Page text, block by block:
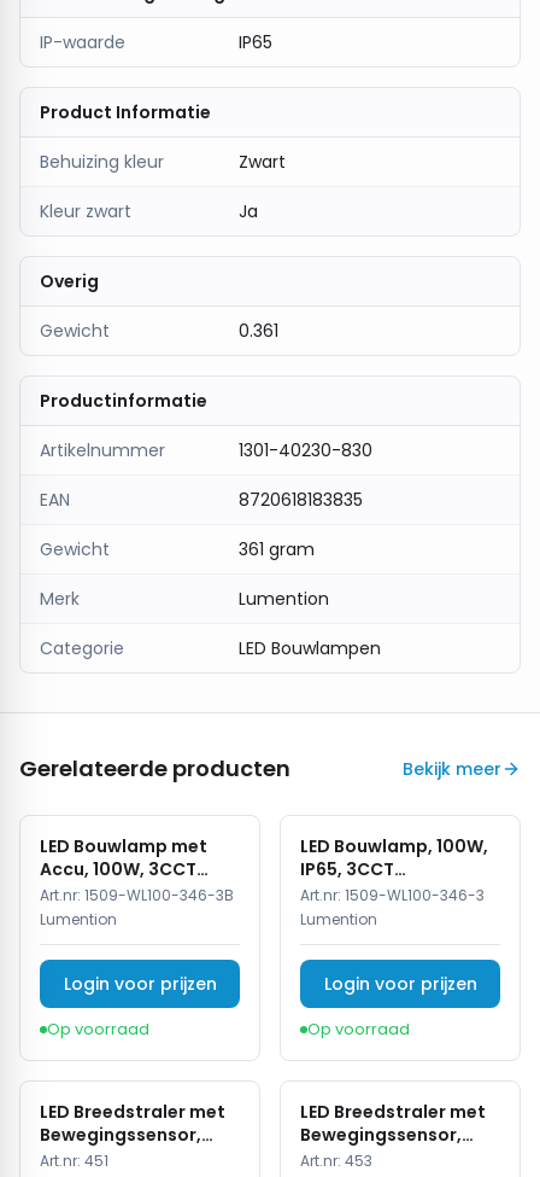
IP-waarde IP65
Product Informatie
Behuizing kleur Zwart
Kleur zwart Ja
Overig
Gewicht 0.361
Productinformatie
Artikelnummer 1301-40230-830
EAN 8720618183835
Gewicht 361 gram
Merk Lumention
Categorie LED Bouwlampen
Gerelateerde producten Bekijk meer
LED Bouwlamp met
Accu, 100W, 3CCT
(3000K/4000K/6500K),
Dimbaar, LiFePO4,
Type-C
Art.nr: 1509-WL100-346-3B
Lumention
Login voor prijzen
Op voorraad
LED Bouwlamp, 100W,
IP65, 3CCT
(3000K/4000K/6500K),
220–240V
Art.nr: 1509-WL100-346-3
Lumention
Login voor prijzen
Op voorraad
LED Breedstraler met
Bewegingssensor,
20W, 3000K Warm
Art.nr: 451
LED Breedstraler met
Bewegingssensor,
20W, 6400K Wit,
Art.nr: 453